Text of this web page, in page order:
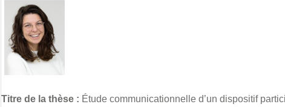
Titre de la thèse : Étude communicationnelle d’un dispositif